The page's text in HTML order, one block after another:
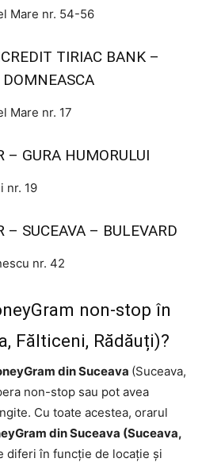
Mare nr. 54-56
TIRIAC BANK –
DOMNEASCA
Mare nr. 17
– GURA HUMORULUI
nr. 19
– SUCEAVA – BULEVARD
nr. 42
non-stop în
Fălticeni, Rădăuți)?
din Suceava (Suceava,
non-stop sau pot avea
Cu toate acestea, orarul
din Suceava (Suceava,
diferi în funcție de locație și